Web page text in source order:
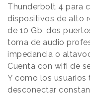
Thunderbolt 4 para
dispositivos de alto
de 10 Gb, dos
toma de audio
impedancia o
Cuenta con wifi de
Y como los usuarios
desconectar